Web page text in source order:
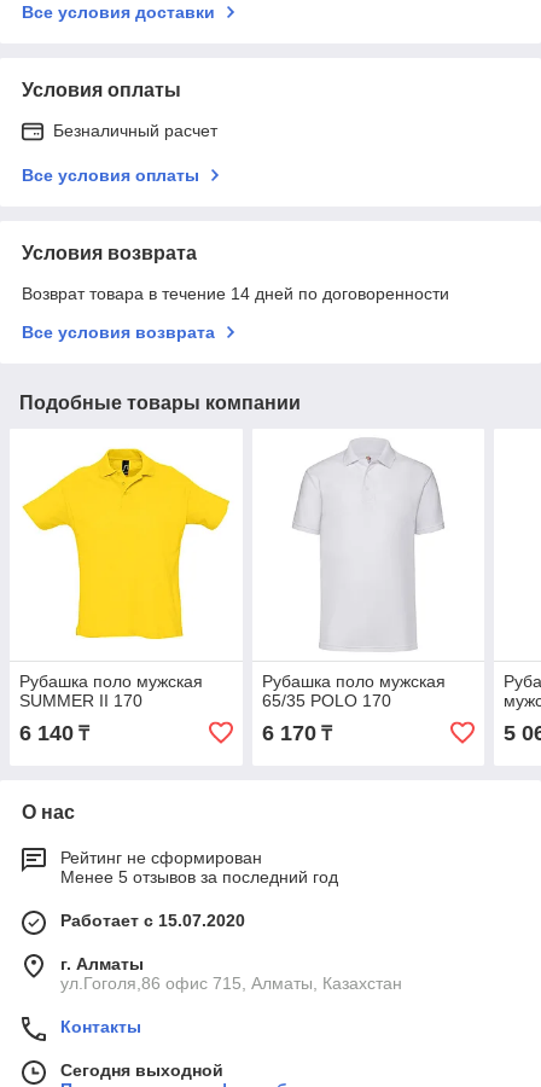
Все условия доставки
Условия оплаты
Безналичный расчет
Все условия оплаты
Условия возврата
Возврат товара в течение 14 дней по договоренности
Все условия возврата
Подобные товары компании
Рубашка поло мужская
SUMMER II 170
6 140 ₸
Рубашка поло мужская
65/35 POLO 170
6 170₸ 5
О нас
Рейтинг не сформирован
Менее 5 отзывов за последний год
Работает с 15.07.2020
г. Алматы
ул.Гоголя,86 офис 715, Алматы, Казахстан
Контакты
Сегодня выходной